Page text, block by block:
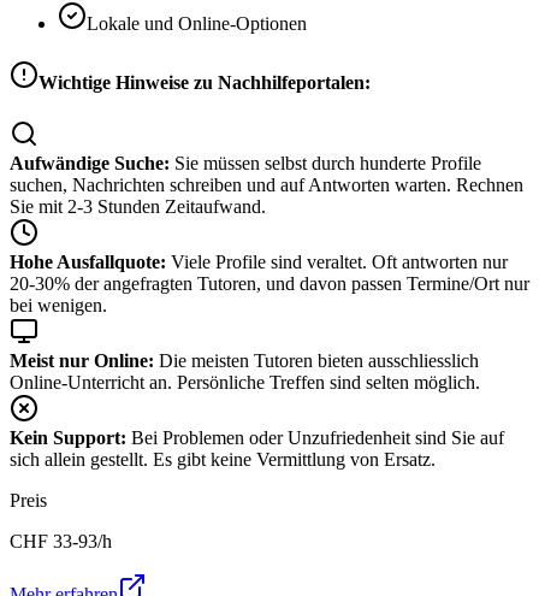
Lokale und Online-Optionen
Wichtige Hinweise zu Nachhilfeportalen:
Aufwändige Suche: Sie müssen selbst durch hunderte Profile
suchen, Nachrichten schreiben und auf Antworten warten. Rechnen
Sie mit 2-3 Stunden Zeitaufwand.
Hohe Ausfallquote: Viele Profile sind veraltet. Oft antworten nur
20-30% der angefragten Tutoren, und davon passen Termine/Ort nur
bei wenigen.
Meist nur Online: Die meisten Tutoren bieten ausschliesslich
Online-Unterricht an. Persönliche Treffen sind selten möglich.
Kein Support: Bei Problemen oder Unzufriedenheit sind Sie auf
sich allein gestellt. Es gibt keine Vermittlung von Ersatz.
Preis
CHF 33-93/h